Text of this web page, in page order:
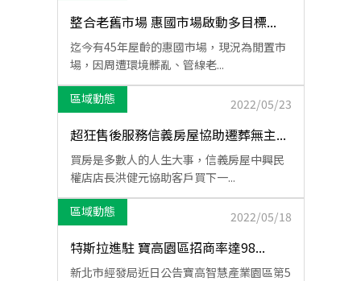
整合老舊市場 惠國市場啟動多目標...
迄今有45年屋齡的惠國市場，現況為閒置市
場，因周遭環境髒亂、管線老...
區域動態 2022/05/23
超狂售後服務信義房屋協助遷葬無主...
買房是多數人的人生大事，信義房屋中興民
權店店長洪健元協助客戶買下一...
區域動態 2022/05/18
特斯拉進駐 寶高園區招商率達98...
新北市經發局近日公告寶高智慧產業園區第5